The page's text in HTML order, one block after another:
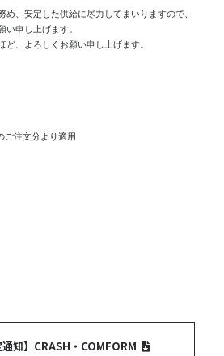
め、安定した供給に尽力してまいりますので、
い申し上げます。
ど、よろしくお願い申し上げます。
注文分より適用
通知】CRASH・COMFORM